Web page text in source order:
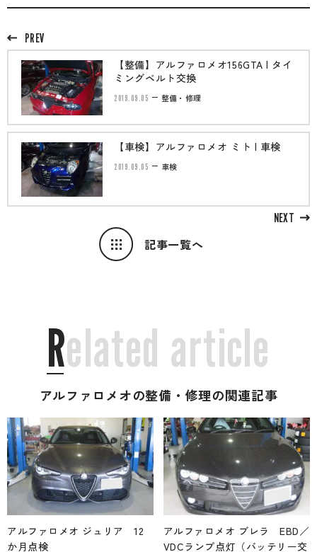
PREV
【整備】アルファロメオ156GTA | タイ
ミングベルト交換
2019.09.05 整備・修理
記事一覧へ
NEXT
【車検】アルファロメオ ミト | 車検
2019.09.05 車検
Related article
アルファロメオの整備・修理の関連記事
アルファロメオ ジュリア 12
か月点検
アルファロメオ ブレラ EBD／
VDCランプ点灯（バッテリー交